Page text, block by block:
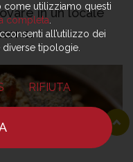
in un locale
utilizziamo questi
completa
all’utilizzo dei
tipologie.
RIFIUTA